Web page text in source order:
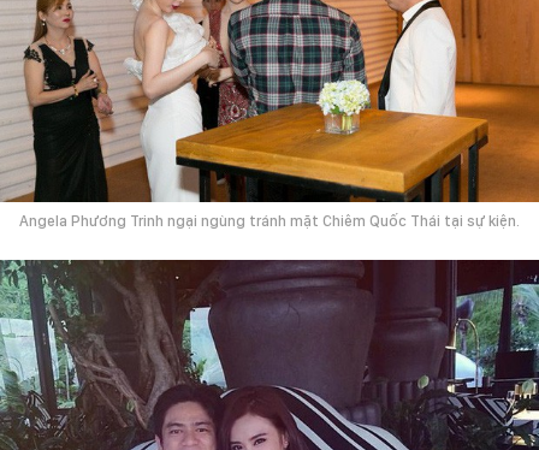
Angela Phương Trinh ngại ngùng tránh mặt Chiêm Quốc Thái tại sự kiện.